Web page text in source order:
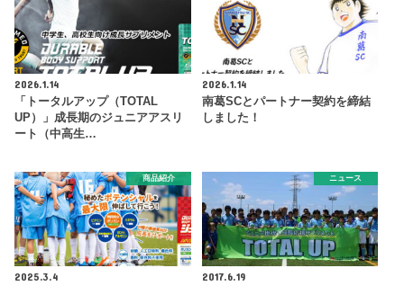
2026.1.14
「トータルアップ（TOTAL
UP）」成長期のジュニアアスリ
ート（中高生…
2026.1.14
南葛SCとパートナー契約を締結
しました！
商品紹介
2025.3.4
ニュース
2017.6.19